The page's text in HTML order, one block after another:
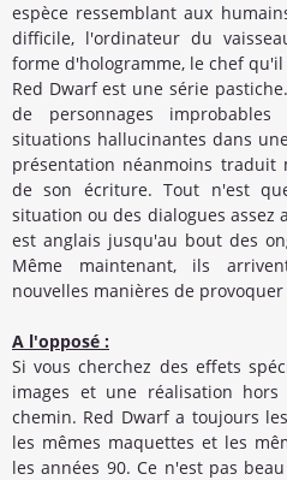
espèce ressemblant aux
difficile, l'ordinateur du
forme d'hologramme, le chef
Red Dwarf est une série
de personnages
situations hallucinantes dans
présentation néanmoins
de son écriture. Tout n'est
situation ou des dialogues assez
est anglais jusqu'au bout des
Même maintenant, ils
nouvelles manières de
A l'opposé :
Si vous cherchez des effets
images et une réalisation
chemin. Red Dwarf a toujours
les mêmes maquettes et les
les années 90. Ce n'est pas